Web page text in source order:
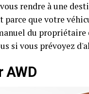
rendre à une
que votre
du
si vous prévoyez
AWD